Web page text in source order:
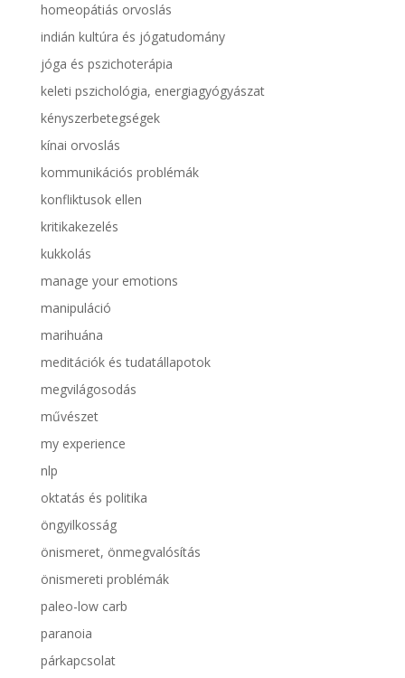
homeopátiás orvoslás
indián kultúra és jógatudomány
jóga és pszichoterápia
keleti pszichológia, energiagyógyászat
kényszerbetegségek
kínai orvoslás
kommunikációs problémák
konfliktusok ellen
kritikakezelés
kukkolás
manage your emotions
manipuláció
marihuána
meditációk és tudatállapotok
megvilágosodás
művészet
my experience
nlp
oktatás és politika
öngyilkosság
önismeret, önmegvalósítás
önismereti problémák
paleo-low carb
paranoia
párkapcsolat